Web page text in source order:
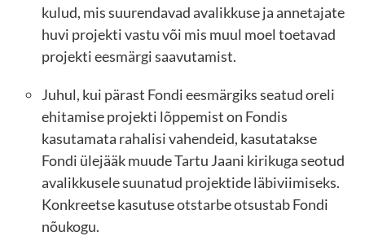
kulud, mis suurendavad avalikkuse ja annetajate
huvi projekti vastu või mis muul moel toetavad
projekti eesmärgi saavutamist.
Juhul, kui pärast Fondi eesmärgiks seatud oreli
ehitamise projekti lõppemist on Fondis
kasutamata rahalisi vahendeid, kasutatakse
Fondi ülejääk muude Tartu Jaani kirikuga seotud
avalikkusele suunatud projektide läbiviimiseks.
Konkreetse kasutuse otstarbe otsustab Fondi
nõukogu.